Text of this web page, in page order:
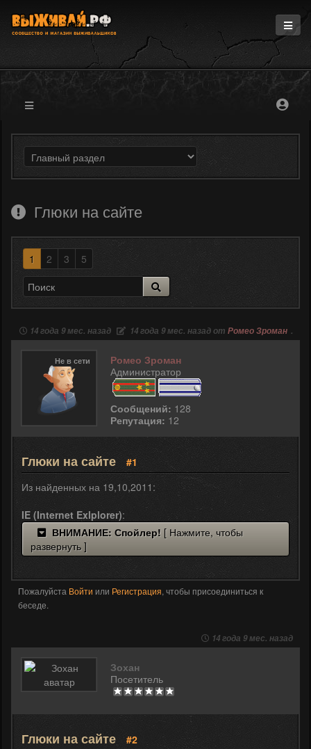
Информация
Магазин
Форум
Глюки на сайте
1 2 3 5
14 года 9 мес. назад 14 года 9 мес. назад от Ромео Зроман .
Не в сети
Ромео Зроман
Администратор
Сообщений: 128
Репутация: 12
Глюки на сайте
#1
Из найденных на 19,10,2011:
IE (Internet Exlplorer):
ВНИМАНИЕ: Спойлер! [ Нажмите, чтобы
развернуть ]
Пожалуйста Войти или Регистрация, чтобы присоединиться к
беседе.
14 года 9 мес. назад
Зохан
Посетитель
Глюки на сайте
#2